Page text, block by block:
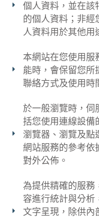
個人資料，並在該
的個人資料；非經
人資料用於其他用
本網站在您使用服
能時，會保留您所
聯絡方式及使用時
於一般瀏覽時，
括您使用連線設備
瀏覽器、瀏覽及點
網站服務的參考依
對外公佈。
為提供精確的服務
容進行統計與分析
文字呈現，除供